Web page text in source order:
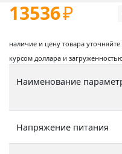
13536₽
наличие и цену товара
курсом доллара и
Наименование
Напряжение питания